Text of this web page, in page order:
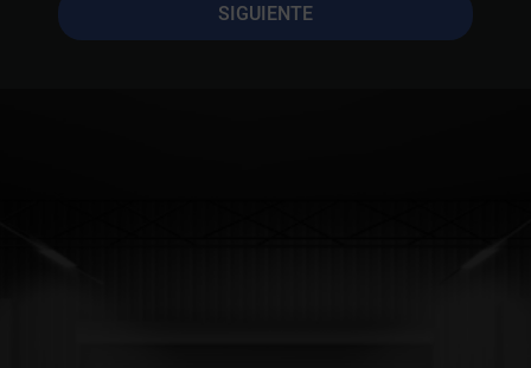
SIGUIENTE